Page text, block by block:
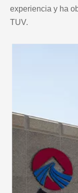
experiencia y ha
TUV.